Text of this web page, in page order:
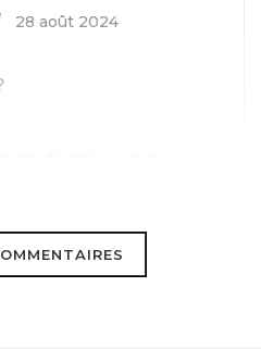
28 août 2024
roulant parfois à